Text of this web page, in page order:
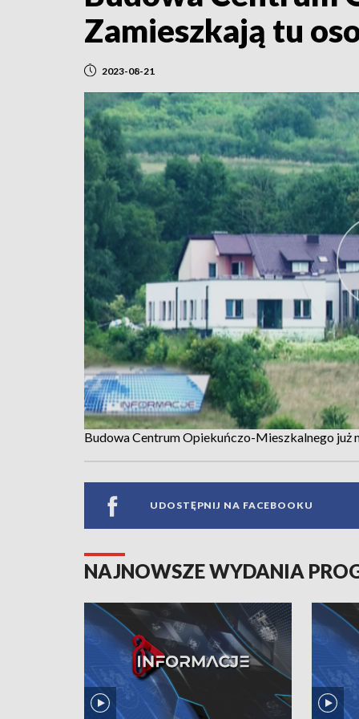
Zamieszkają tu
2023-08-21
Budowa Centrum Opiekuńczo-Mieszkalnego już
UDOSTĘPNIJ NA FACEBOOKU
NAJNOWSZE WYDANIA